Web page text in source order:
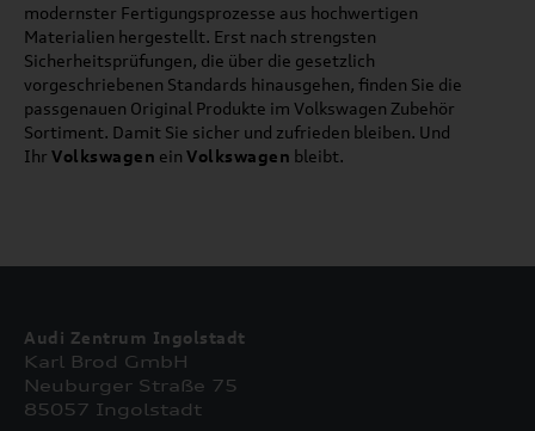
modernster Fertigungsprozesse aus hochwertigen
Materialien hergestellt. Erst nach strengsten
Sicherheitsprüfungen, die über die gesetzlich
vorgeschriebenen Standards hinausgehen, finden Sie die
passgenauen Original Produkte im Volkswagen Zubehör
Sortiment. Damit Sie sicher und zufrieden bleiben. Und
Ihr Volkswagen ein Volkswagen bleibt.
Audi Zentrum Ingolstadt
Karl Brod GmbH
Neuburger Straße 75
85057 Ingolstadt